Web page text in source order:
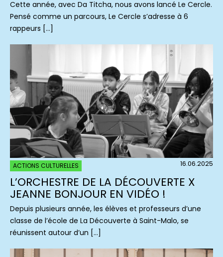
Cette année, avec Da Titcha, nous avons lancé Le Cercle.
Pensé comme un parcours, Le Cercle s’adresse à 6
rappeurs […]
ACTIONS CULTURELLES 16.06.2025
L’ORCHESTRE DE LA DÉCOUVERTE X
JEANNE BONJOUR EN VIDÉO !
Depuis plusieurs année, les élèves et professeurs d’une
classe de l’école de La Découverte à Saint-Malo, se
réunissent autour d’un […]